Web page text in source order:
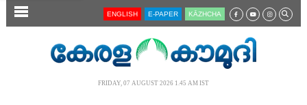
SECTIONS ENGLISH E-PAPER KĀZHCHA
FRIDAY, 07 AUGUST 2026 1.45 AM IST